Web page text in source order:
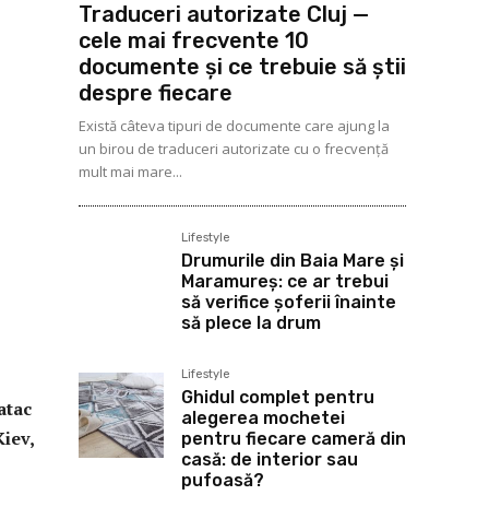
Traduceri autorizate Cluj —
cele mai frecvente 10
documente și ce trebuie să știi
despre fiecare
Există câteva tipuri de documente care ajung la
un birou de traduceri autorizate cu o frecvență
mult mai mare...
Lifestyle
Drumurile din Baia Mare și
Maramureș: ce ar trebui
să verifice șoferii înainte
să plece la drum
Lifestyle
Ghidul complet pentru
alegerea mochetei
pentru fiecare cameră din
casă: de interior sau
pufoasă?